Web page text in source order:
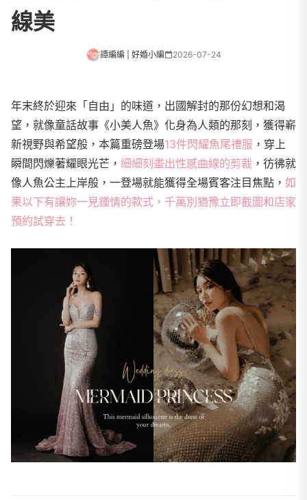
線美
譚編編 | 好婚小編 2026-07-24
年末終於迎來「自由」的味道，出國解封的那份幻想和渴
望，就像童話故事《小美人魚》化身為人類的那刻，獲得嶄
新視野與希望般，本篇重磅登場13件閃耀魚尾禮服 ，穿上
瞬間閃爍著耀眼光芒， 細細刻畫出性感曲線的剪裁 ，彷彿就
像人魚公主上岸般，一登場就能獲得全場賓客注目焦點， 如
果以下有讓妳一見鍾情的款式，千萬別猶豫立即截圖和店家
預約試穿去！